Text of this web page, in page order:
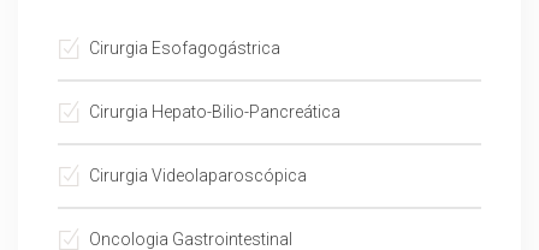
Cirurgia Esofagogástrica
Cirurgia Hepato-Bilio-Pancreática
Cirurgia Videolaparoscópica
Oncologia Gastrointestinal